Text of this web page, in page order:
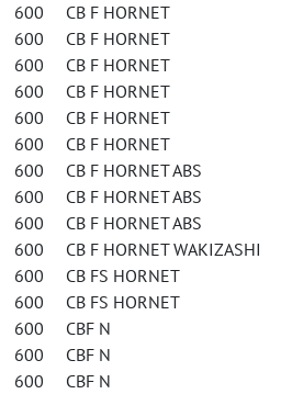
600 CB F HORNET
600 CB F HORNET
600 CB F HORNET
600 CB F HORNET
600 CB F HORNET
600 CB F HORNET
CB F HORNET ABS
CB F HORNET ABS
CB F HORNET ABS
CB F HORNET WAKIZASHI
CB FS HORNET
CB FS HORNET
600 CBF N
600 CBF N
600 CBF N